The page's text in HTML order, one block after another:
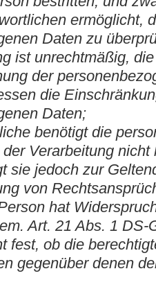
ermöglicht,
Daten zu
ist unrechtmäßig,
der
die
Daten;
benötigt die
Verarbeitung nicht
sie jedoch zur
von
hat
Art. 21 Abs. 1
fest, ob die
gegenüber denen